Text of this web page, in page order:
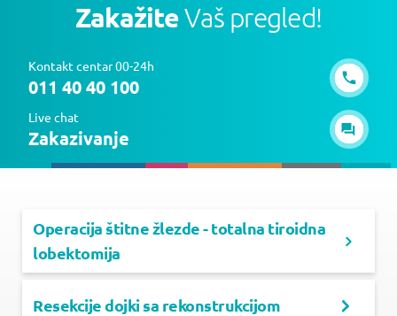
ZakažiteVaš pregled!
Kontakt centar 00-24h
011 40 40 100
Live chat
Zakazivanje
Operacija štitne žlezde - totalna tiroidna
lobektomija
Resekcije dojki sa rekonstrukcijom